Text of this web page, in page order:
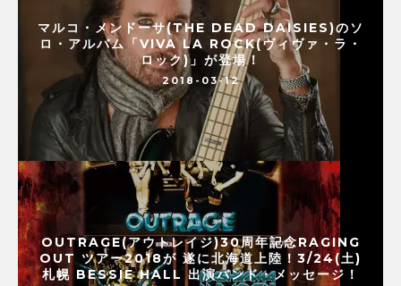
マルコ・メンドーサ(THE DEAD DAISIES)のソ
ロ・アルバム「VIVA LA ROCK(ヴィヴァ・ラ・
ロック)」が登場！
2018-03-12
OUTRAGE(アウトレイジ)30周年記念RAGING
OUT ツアー2018が 遂に北海道上陸！3/24(土)
札幌 BESSIE HALL 出演バンド・メッセージ！